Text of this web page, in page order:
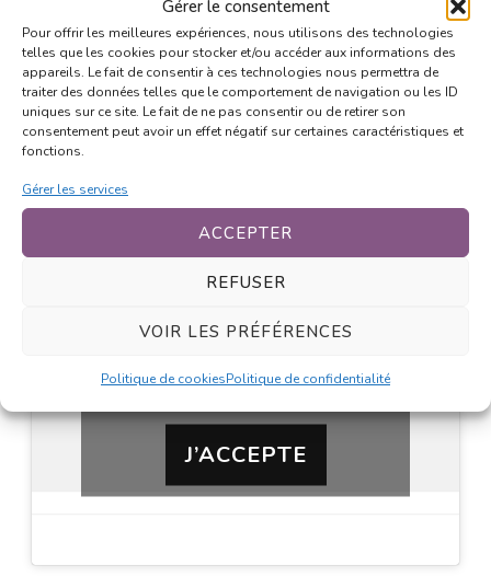
Gérer le consentement
Pour offrir les meilleures expériences, nous utilisons des technologies
telles que les cookies pour stocker et/ou accéder aux informations des
appareils. Le fait de consentir à ces technologies nous permettra de
traiter des données telles que le comportement de navigation ou les ID
uniques sur ce site. Le fait de ne pas consentir ou de retirer son
consentement peut avoir un effet négatif sur certaines caractéristiques et
fonctions.
Gérer les services
ACCEPTER
REFUSER
VOIR LES PRÉFÉRENCES
Politique de cookiesPolitique de confidentialité
S'INSCRIRE
SUIVEZ L’ATELIER SUR FACEBOOK
Facebook
J’ACCEPTE